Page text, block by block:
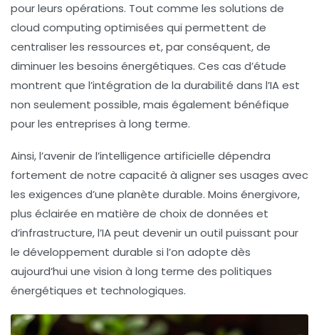
pour leurs opérations. Tout comme les solutions de
cloud computing optimisées qui permettent de
centraliser les ressources et, par conséquent, de
diminuer les besoins énergétiques. Ces cas d’étude
montrent que l’intégration de la durabilité dans l’IA est
non seulement possible, mais également bénéfique
pour les entreprises à long terme.
Ainsi, l’avenir de l’intelligence artificielle dépendra
fortement de notre capacité à aligner ses usages avec
les exigences d’une planète durable. Moins énergivore,
plus éclairée en matière de choix de données et
d’infrastructure, l’IA peut devenir un outil puissant pour
le développement durable si l’on adopte dès
aujourd’hui une vision à long terme des politiques
énergétiques et technologiques.